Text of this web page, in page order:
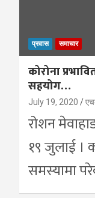
प्रवास समाचार
कोरोना
सहयोग…
July 19, 2020
रोशन
१९ जुलाई ।
समस्यामा